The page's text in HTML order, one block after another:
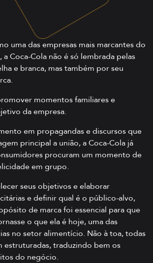
uma das empresas mais marcantes do
Coca-Cola não é só lembrada pelas
e branca, mas também por seu
momentos familiares e
da empresa.
em propagandas e discursos que
principal a união, a Coca-Cola já
procuram um momento de
em grupo.
seus objetivos e elaborar
e definir qual é o público-alvo,
de marca foi essencial para que
o que ela é hoje, uma das
no setor alimentício. Não à toa, todas
estruturadas, traduzindo bem os
do negócio.